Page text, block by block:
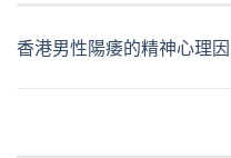
香港男性陽痿的精神心理